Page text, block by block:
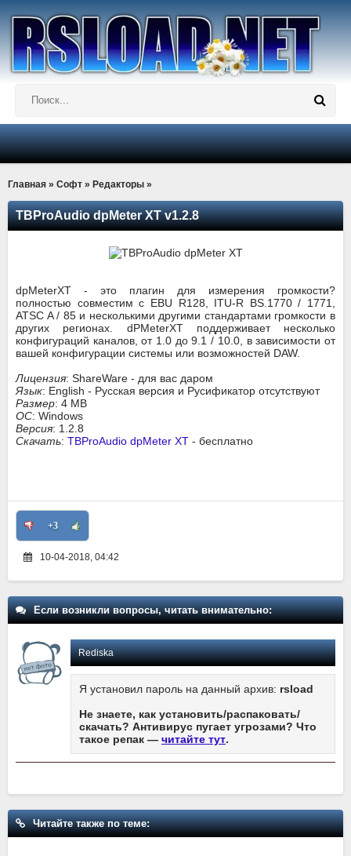
Главная » Софт » Редакторы »
TBProAudio dpMeter XT v1.2.8
dpMeterXT - это плагин для измерения громкости?
полностью совместим с EBU R128, ITU-R BS.1770 / 1771,
ATSC A / 85 и несколькими другими стандартами громкости в
других регионах. dPMeterXT поддерживает несколько
конфигураций каналов, от 1.0 до 9.1 / 10.0, в зависимости от
вашей конфигурации системы или возможностей DAW.
Лицензия: ShareWare - для вас даром
Язык: English - Русская версия и Русификатор отсутствуют
Размер: 4 MB
ОС: Windows
Версия: 1.2.8
Скачать: TBProAudio dpMeter XT - бесплатно
+3
10-04-2018, 04:42
Если возникли вопросы, читать внимательно:
Rediska
Я установил пароль на данный архив: rsload
Не знаете, как установить/распаковать/
скачать? Антивирус пугает угрозами? Что
такое репак — читайте тут.
Читайте также по теме: